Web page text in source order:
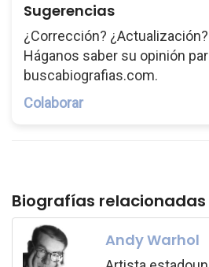
Sugerencias
¿Corrección?
Háganos saber su opinión
buscabiografias.com.
Colaborar
Biografías relacionadas
Andy Warhol